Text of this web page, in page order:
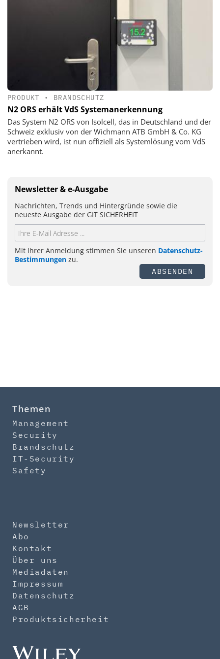
PRODUKT • BRANDSCHUTZ
N2 ORS erhält VdS Systemanerkennung
Das System N2 ORS von Isolcell, das in Deutschland und der
Schweiz exklusiv von der Wichmann ATB GmbH & Co. KG
vertrieben wird, ist nun offiziell als Systemlösung vom VdS
anerkannt.
Newsletter & e-Ausgabe
Nachrichten, Trends und Hintergründe sowie die
neueste Ausgabe der GIT SICHERHEIT
Mit Ihrer Anmeldung stimmen Sie unseren Datenschutz-
Bestimmungen zu.
ABSENDEN
Themen
Management
Security
Brandschutz
IT-Security
Safety
Newsletter
Abo
Kontakt
Über uns
Mediadaten
Impressum
Datenschutz
AGB
Produktsicherheit